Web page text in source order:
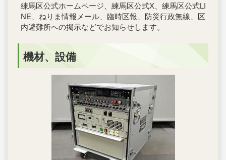
練馬区公式ホームページ、練馬区公式X、練馬区公式LI
NE、ねりま情報メール、臨時区報、防災行政無線、区
内避難所への掲示などでお知らせします。
機材、設備